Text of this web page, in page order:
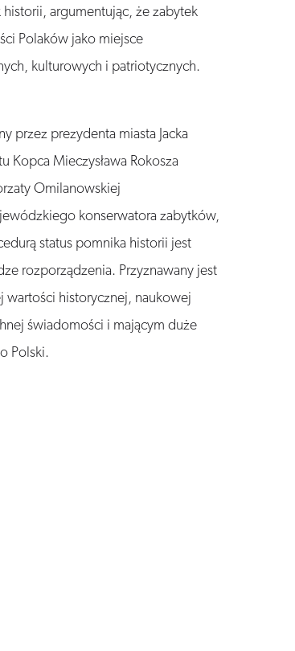
argumentując, że zabytek
Polaków jako miejsce
kulturowych i patriotycznych.
przez prezydenta miasta Jacka
Kopca Mieczysława Rokosza
Omilanowskiej
konserwatora zabytków,
status pomnika historii jest
rozporządzenia. Przyznawany jest
historycznej, naukowej
świadomości i mającym duże
Polski.